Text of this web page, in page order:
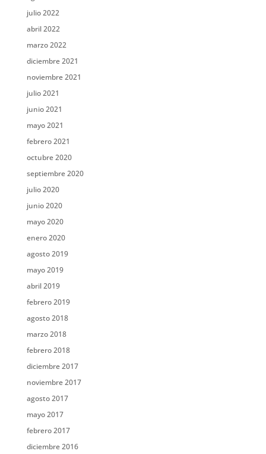
julio 2022
abril 2022
marzo 2022
diciembre 2021
noviembre 2021
julio 2021
junio 2021
mayo 2021
febrero 2021
octubre 2020
septiembre 2020
julio 2020
junio 2020
mayo 2020
enero 2020
agosto 2019
mayo 2019
abril 2019
febrero 2019
agosto 2018
marzo 2018
febrero 2018
diciembre 2017
noviembre 2017
agosto 2017
mayo 2017
febrero 2017
diciembre 2016